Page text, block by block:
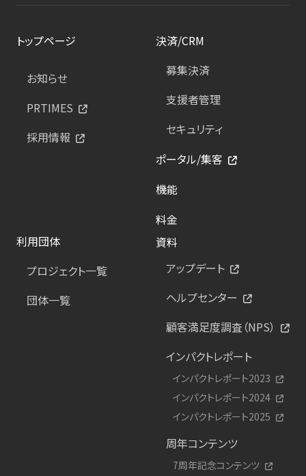
トップページ
お知らせ
PRTIMES
採用情報
決済/CRM
募集決済
支援者管理
セキュリティ
ポータル/集客
機能
料金
利用団体
プロジェクト一覧
団体一覧
資料
アップデート
ヘルプセンター
顧客満足度調査（NPS）
インパクトレポート
インパクトレポート2023
インパクトレポート2024
インパクトレポート2025
周年コンテンツ
7周年記念コンテンツ